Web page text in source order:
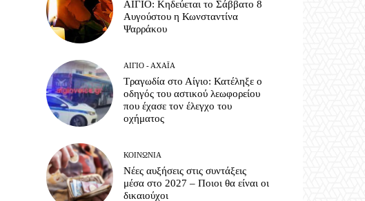
ΑΙΓΙΟ: Κηδεύεται το Σάββατο 8
Αυγούστου η Κωνσταντίνα
Ψαρράκου
ΑΊΓΙΟ - ΑΧΑΪ́Α
Τραγωδία στο Αίγιο: Κατέληξε ο
οδηγός του αστικού λεωφορείου
που έχασε τον έλεγχο του
οχήματος
ΚΟΙΝΩΝΊΑ
Νέες αυξήσεις στις συντάξεις
μέσα στο 2027 – Ποιοι θα είναι οι
δικαιούχοι